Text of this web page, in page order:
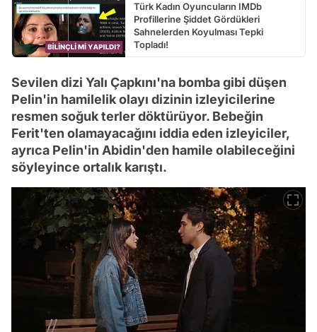
Türk Kadın Oyuncuların IMDb
Profillerine Şiddet Gördükleri
Sahnelerden Koyulması Tepki
Topladı!
Sevilen dizi Yalı Çapkını'na bomba gibi düşen
Pelin'in hamilelik olayı dizinin izleyicilerine
resmen soğuk terler döktürüyor. Bebeğin
Ferit'ten olamayacağını iddia eden izleyiciler,
ayrıca Pelin'in Abidin'den hamile olabileceğini
söyleyince ortalık karıştı.